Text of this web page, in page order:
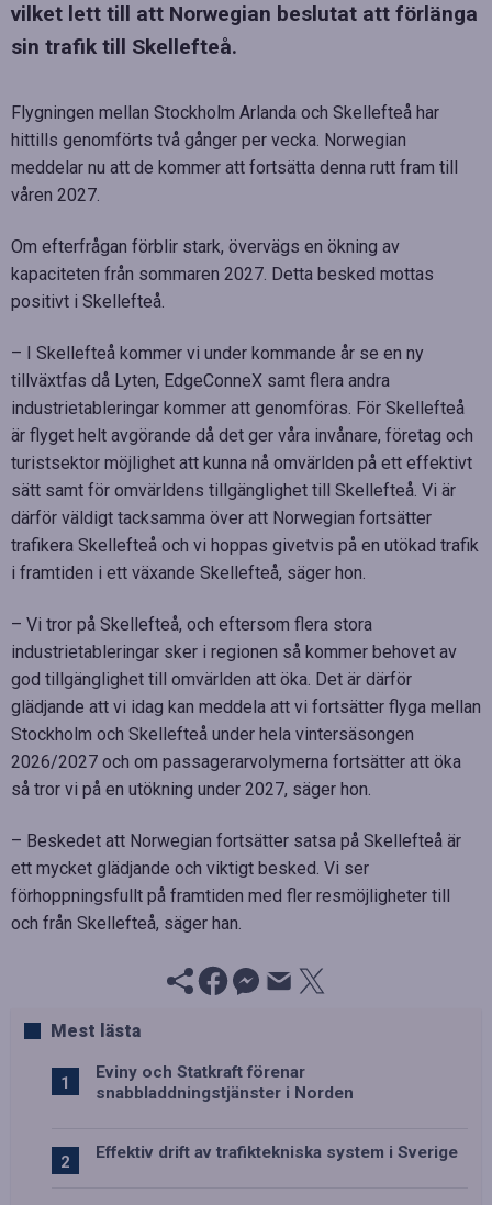
vilket lett till att Norwegian beslutat att förlänga
sin trafik till Skellefteå.
Flygningen mellan Stockholm Arlanda och Skellefteå har
hittills genomförts två gånger per vecka. Norwegian
meddelar nu att de kommer att fortsätta denna rutt fram till
våren 2027.
Om efterfrågan förblir stark, övervägs en ökning av
kapaciteten från sommaren 2027. Detta besked mottas
positivt i Skellefteå.
– I Skellefteå kommer vi under kommande år se en ny
tillväxtfas då Lyten, EdgeConneX samt flera andra
industrietableringar kommer att genomföras. För Skellefteå
är flyget helt avgörande då det ger våra invånare, företag och
turistsektor möjlighet att kunna nå omvärlden på ett effektivt
sätt samt för omvärldens tillgänglighet till Skellefteå. Vi är
därför väldigt tacksamma över att Norwegian fortsätter
trafikera Skellefteå och vi hoppas givetvis på en utökad trafik
i framtiden i ett växande Skellefteå, säger hon.
– Vi tror på Skellefteå, och eftersom flera stora
industrietableringar sker i regionen så kommer behovet av
god tillgänglighet till omvärlden att öka. Det är därför
glädjande att vi idag kan meddela att vi fortsätter flyga mellan
Stockholm och Skellefteå under hela vintersäsongen
2026/2027 och om passagerarvolymerna fortsätter att öka
så tror vi på en utökning under 2027, säger hon.
– Beskedet att Norwegian fortsätter satsa på Skellefteå är
ett mycket glädjande och viktigt besked. Vi ser
förhoppningsfullt på framtiden med fler resmöjligheter till
och från Skellefteå, säger han.
Mest lästa
Eviny och Statkraft förenar
snabbladdningstjänster i Norden
Effektiv drift av trafiktekniska system i Sverige